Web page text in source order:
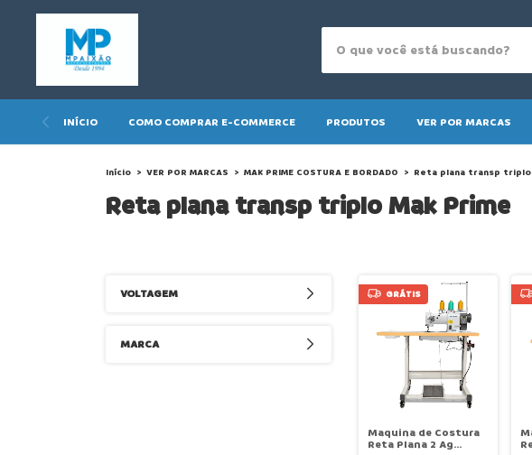
INÍCIO COMO COMPRAR E-COMMERCE PRODUTOS VER POR MARCAS
Início > VER POR MARCAS > MAK PRIME COSTURA E BORDADO > Reta plana transp triplo
Reta plana transp triplo Mak Prime
VOLTAGEM
MARCA
GRÁTIS
Maquina de Costura
Reta Plana 2 Ag